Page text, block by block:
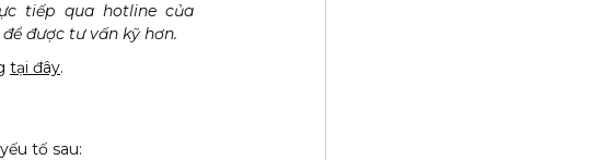
tiếp qua hotline của
để được tư vấn kỹ hơn.
tại đây.
tố sau: